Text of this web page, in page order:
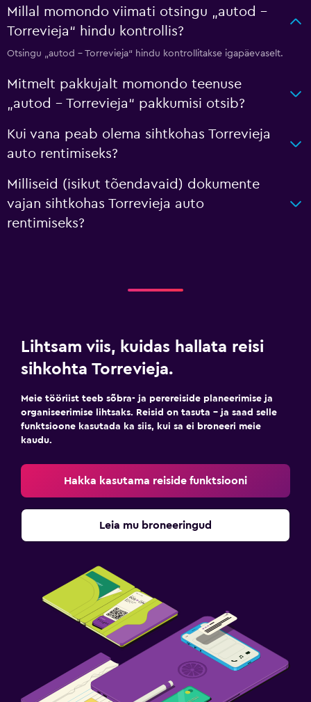
Millal momondo viimati otsingu „autod –
Torrevieja“ hindu kontrollis?
Otsingu „autod – Torrevieja“ hindu kontrollitakse igapäevaselt.
Mitmelt pakkujalt momondo teenuse
„autod – Torrevieja“ pakkumisi otsib?
Kui vana peab olema sihtkohas Torrevieja
auto rentimiseks?
Milliseid (isikut tõendavaid) dokumente
vajan sihtkohas Torrevieja auto
rentimiseks?
Lihtsam viis, kuidas hallata reisi
sihkohta Torrevieja.
Meie tööriist teeb sõbra- ja perereiside planeerimise ja
organiseerimise lihtsaks. Reisid on tasuta – ja saad selle
funktsioone kasutada ka siis, kui sa ei broneeri meie
kaudu.
Hakka kasutama reiside funktsiooni
Leia mu broneeringud